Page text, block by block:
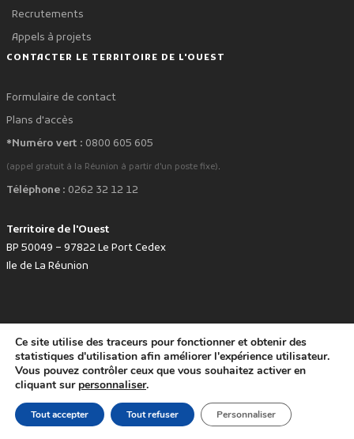
Recrutements
Appels à projets
CONTACTER LE TERRITOIRE DE L'OUEST
Formulaire de contact
Plans d'accès
*Numéro vert : 0800 605 605
(appel gratuit à la Réunion à partir d'un poste fixe).
Téléphone : 0262 32 12 12
Territoire de l'Ouest
BP 50049 – 97822 Le Port Cedex
Ile de La Réunion
Développé avec favoritepar le Territoire de l'Ouest © www.tco.re -2026.
Politique de protection des données personnelles
Mentions légales
Accessibilité : non conforme
Ce site utilise des traceurs pour fonctionner et obtenir des
statistiques d'utilisation afin améliorer l'expérience utilisateur.
Vous pouvez contrôler ceux que vous souhaitez activer en
cliquant sur personnaliser.
Tout accepter Tout refuser Personnaliser